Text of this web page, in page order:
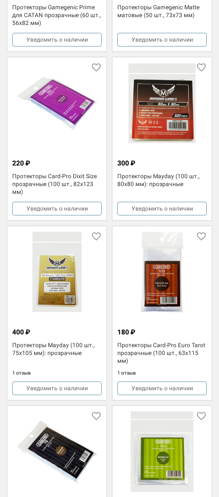
Протекторы Gamegenic Prime
для CATAN прозрачные (60 шт.,
56x82 мм)
Уведомить о наличии
Протекторы Gamegenic Matte
матовые (50 шт., 73x73 мм)
Уведомить о наличии
Протекторы Card-Pro Dixit Size
прозрачные (100 шт., 82x123
мм)
220 ₽
Уведомить о наличии
Протекторы Mayday (100 шт.,
80x80 мм): прозрачные
300 ₽
Уведомить о наличии
Протекторы Mayday (100 шт.,
75x105 мм): прозрачные
1 отзыв
400 ₽
Уведомить о наличии
Протекторы Card-Pro Euro Tarot
прозрачные (100 шт., 63x115
мм)
1 отзыв
180 ₽
Уведомить о наличии